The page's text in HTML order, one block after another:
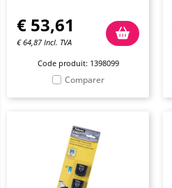
€ 53,61
€64,87 Incl. TVA
Code produit: 1398099
Comparer